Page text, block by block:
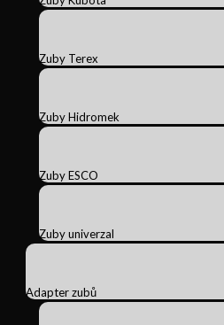
Zuby Terex
Zuby Hidromek
Zuby ESCO
Zuby univerzal
Adapter zubů